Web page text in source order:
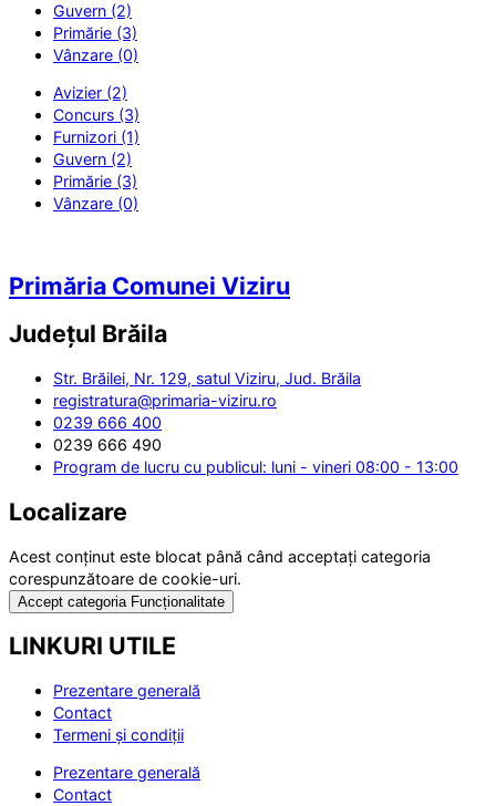
Guvern (2)
Primărie (3)
Vânzare (0)
Avizier (2)
Concurs (3)
Furnizori (1)
Guvern (2)
Primărie (3)
Vânzare (0)
Primăria Comunei Viziru
Județul Brăila
Str. Brăilei, Nr. 129, satul Viziru, Jud. Brăila
registratura@primaria-viziru.ro
0239 666 400
0239 666 490
Program de lucru cu publicul: luni - vineri 08:00 - 13:00
Localizare
Acest conținut este blocat până când acceptați categoria
corespunzătoare de cookie-uri.
Accept categoria Funcționalitate
LINKURI UTILE
Prezentare generală
Contact
Termeni și condiții
Prezentare generală
Contact